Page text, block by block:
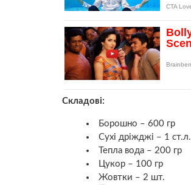
Складові:
Борошно – 600 гр
Сухі дріжджі – 1 ст.л.
Тепла вода – 200 гр
Цукор – 100 гр
Жовтки – 2 шт.